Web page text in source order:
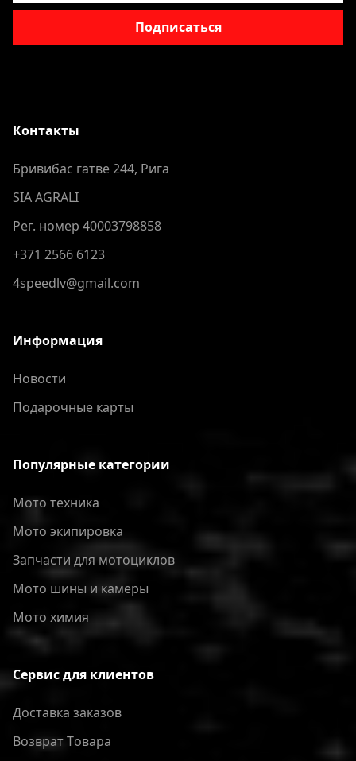
Подписаться
Контакты
Бривибас гатве 244, Рига
SIA AGRALI
Рег. номер 40003798858
+371 2566 6123
4speedlv@gmail.com
Информация
Новости
Подарочные карты
Популярные категории
Мото техника
Мото экипировка
Запчасти для мотоциклов
Мото шины и камеры
Мото химия
Сервис для клиентов
Доставка заказов
Bозврат Tовара